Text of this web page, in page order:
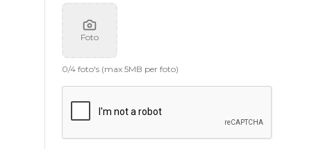
Foto
0/4 foto's (max 5MB per foto)